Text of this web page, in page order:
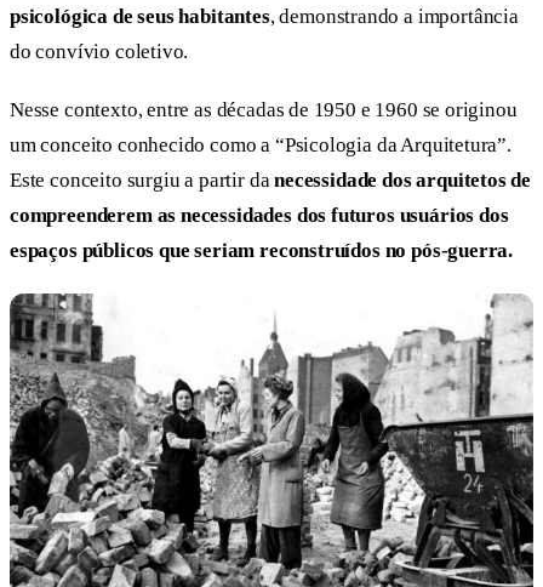
psicológica de seus habitantes, demonstrando a importância
do convívio coletivo.
Nesse contexto, entre as décadas de 1950 e 1960 se originou
um conceito conhecido como a “Psicologia da Arquitetura”.
Este conceito surgiu a partir danecessidade dos arquitetos de
compreenderem as necessidades dos futuros usuários dos
espaços públicos que seriam reconstruídos no pós-guerra.